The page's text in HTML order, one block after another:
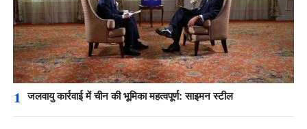
1 जलवायु कार्रवाई में चीन की भूमिका महत्वपूर्ण: साइमन स्टील